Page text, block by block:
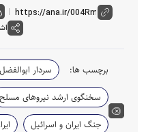
برچسب ها:
سردار
سخنگوی ارشد نیروهای مسلح
جنگ ایران و اسرائیل